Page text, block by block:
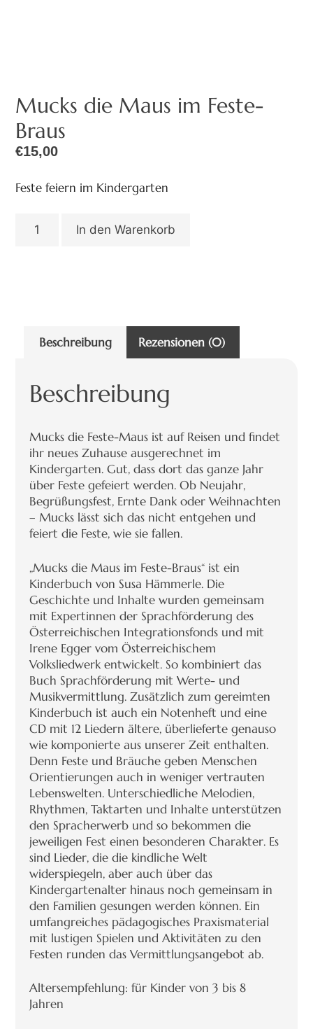
Mucks die Maus im Feste-
Braus
€15,00
Feste feiern im Kindergarten
In den Warenkorb
Beschreibung Rezensionen (0)
Beschreibung
Mucks die Feste-Maus ist auf Reisen und findet
ihr neues Zuhause ausgerechnet im
Kindergarten. Gut, dass dort das ganze Jahr
über Feste gefeiert werden. Ob Neujahr,
Begrüßungsfest, Ernte Dank oder Weihnachten
– Mucks lässt sich das nicht entgehen und
feiert die Feste, wie sie fallen.
„Mucks die Maus im Feste-Braus“ ist ein
Kinderbuch von Susa Hämmerle. Die
Geschichte und Inhalte wurden gemeinsam
mit Expertinnen der Sprachförderung des
Österreichischen Integrationsfonds und mit
Irene Egger vom Österreichischem
Volksliedwerk entwickelt. So kombiniert das
Buch Sprachförderung mit Werte- und
Musikvermittlung. Zusätzlich zum gereimten
Kinderbuch ist auch ein Notenheft und eine
CD mit 12 Liedern ältere, überlieferte genauso
wie komponierte aus unserer Zeit enthalten.
Denn Feste und Bräuche geben Menschen
Orientierungen auch in weniger vertrauten
Lebenswelten. Unterschiedliche Melodien,
Rhythmen, Taktarten und Inhalte unterstützen
den Spracherwerb und so bekommen die
jeweiligen Fest einen besonderen Charakter. Es
sind Lieder, die die kindliche Welt
widerspiegeln, aber auch über das
Kindergartenalter hinaus noch gemeinsam in
den Familien gesungen werden können. Ein
umfangreiches pädagogisches Praxismaterial
mit lustigen Spielen und Aktivitäten zu den
Festen runden das Vermittlungsangebot ab.
Altersempfehlung: für Kinder von 3 bis 8
Jahren